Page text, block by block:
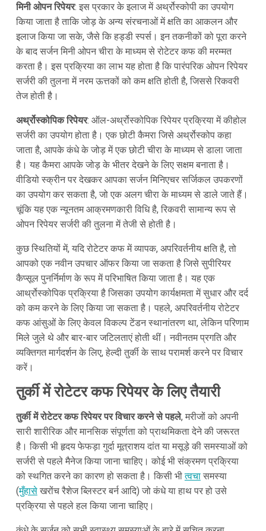
मिनी ओपन रिपेयर: इस प्रकार के इलाज में अर्थ्रोस्कोपी का उपयोग
किया जाता है ताकि जोड़ के अन्य संरचनाओं में क्षति का आकलन और
इलाज किया जा सके, जैसे कि हड्डी स्पर्स। इन तकनीकों को पूरा करने
के बाद सर्जन मिनी ओपन चीरा के माध्यम से रोटेटर कफ की मरम्मत
करता है। इस प्रक्रिया का लाभ यह होता है कि पारंपरिक ओपन रिपेयर
सर्जरी की तुलना में नरम ऊत्तकों को कम क्षति होती है, जिससे रिकवरी
तेज होती है।
अर्थ्रोस्कोपिक रिपेयर: ऑल-अर्थ्रोस्कोपिक रिपेयर प्रक्रिया में कीहोल
सर्जरी का उपयोग होता है। एक छोटी कैमरा जिसे अर्थ्रोस्कोप कहा
जाता है, आपके कंधे के जोड़ में एक छोटी चीरा के माध्यम से डाला जाता
है। यह कैमरा आपके जोड़ के भीतर देखने के लिए सक्षम बनाता है।
वीडियो स्क्रीन पर देखकर आपका सर्जन मिनिएचर सर्जिकल उपकरणों
का उपयोग कर सकता है, जो एक अलग चीरा के माध्यम से डाले जाते हैं।
चूंकि यह एक न्यूनतम आक्रमणकारी विधि है, रिकवरी सामान्य रूप से
ओपन रिपेयर सर्जरी की तुलना में तेजी से होती है।
कुछ स्थितियों में, यदि रोटेटर कफ में व्यापक, अपरिवर्तनीय क्षति है, तो
आपको एक नवीन उपचार ऑफर किया जा सकता है जिसे सुपीरियर
कैप्सूल पुनर्निर्माण के रूप में परिभाषित किया जाता है। यह एक
आर्थ्रोस्कोपिक प्रक्रिया है जिसका उपयोग कार्यक्षमता में सुधार और दर्द
को कम करने के लिए किया जा सकता है। पहले, अपरिवर्तनीय रोटेटर
कफ आंसुओं के लिए केवल विकल्प टेंडन स्थानांतरण था, लेकिन परिणाम
मिले जुले थे और बार-बार जटिलताएं होती थीं। नवीनतम प्रगति और
व्यक्तिगत मार्गदर्शन के लिए, हेल्दी तुर्की के साथ परामर्श करने पर विचार
करें।
तुर्की में रोटेटर कफ रिपेयर के लिए तैयारी
तुर्की में रोटेटर कफ रिपेयर पर विचार करने से पहले, मरीजों को अपनी
सारी शारीरिक और मानसिक संपूर्णता को प्राथमिकता देने की जरूरत
है। किसी भी हृदय फेफड़ा गुर्दा मूत्राशय दांत या मसूड़े की समस्याओं को
सर्जरी से पहले मैनेज किया जाना चाहिए। कोई भी संक्रमण प्रक्रिया
को स्थगित करने का कारण हो सकता है। किसी भीत्वचासमस्या
(मुँहासेखरोंच रैशेज ब्लिस्टर बर्न आदि) जो कंधे या हाथ पर हो उसे
प्रक्रिया से पहले हल किया जाना चाहिए।